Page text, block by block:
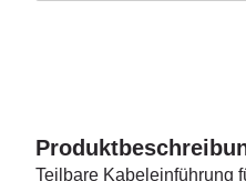
Teilbare Kabeleinführung